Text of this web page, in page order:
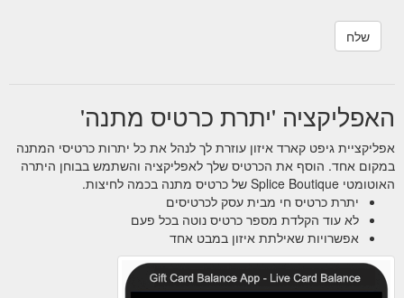
האפליקציה 'יתרת כרטיס מתנה'
אפליקציית גיפט קארד איזון עוזרת לך לנהל את כל יתרות כרטיסי המתנה
במקום אחד. הוסף את הכרטיס שלך לאפליקציה והשתמש בבוחן היתרה
האוטומטי Splice Boutique של כרטיס מתנה בכמה לחיצות.
יתרת כרטיס חי מבית עסק לכרטיסים
לא עוד הקלדת מספר כרטיס נוטה בכל פעם
אפשרויות שאילתת איזון במבט אחד